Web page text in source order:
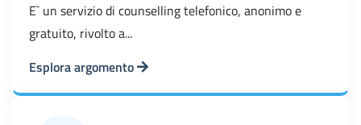
E` un servizio di counselling telefonico, anonimo e
gratuito, rivolto a...
Esplora argomento